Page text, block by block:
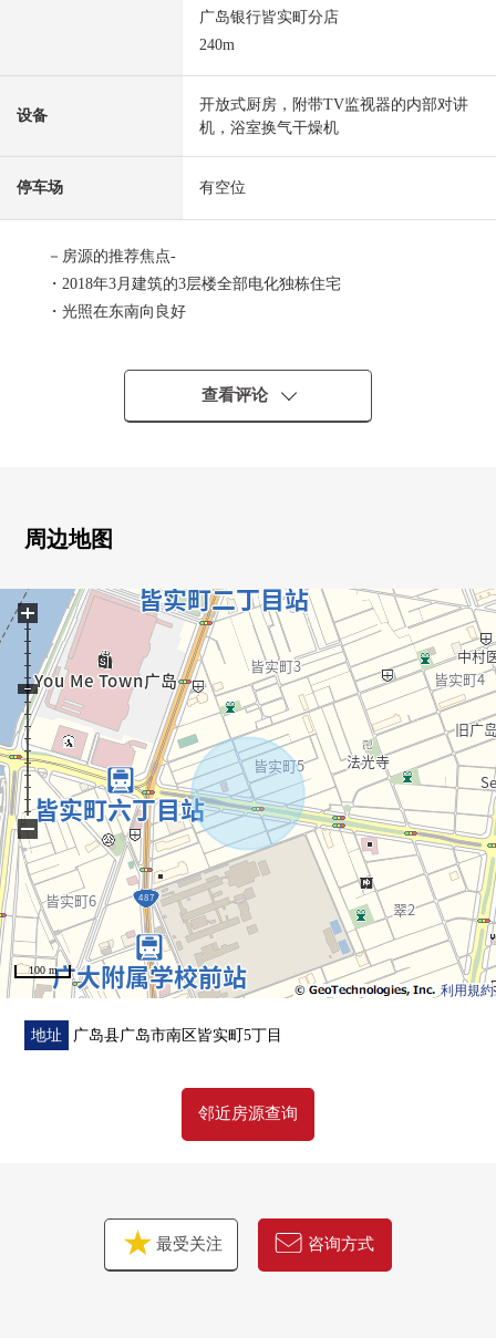
广岛银行皆实町分店
240m
设备
开放式厨房，附带TV监视器的内部对讲
机，浴室换气干燥机
停车场 有空位
－房源的推荐焦点-
・2018年3月建筑的3层楼全部电化独栋住宅
・光照在东南向良好
・在约10.2张塌塌米西式房间，收纳丰富的WIC的
・各房间有收纳，便于整理整顿
・与家族的会话兴奋起来的开放式厨房
房源的详细、需讨论是如有意向，请跟我们联系。
查看评论
周边地图
利用規約
100 m
+
−
地址 广岛县广岛市南区皆实町5丁目
邻近房源查询
最受关注 咨询方式